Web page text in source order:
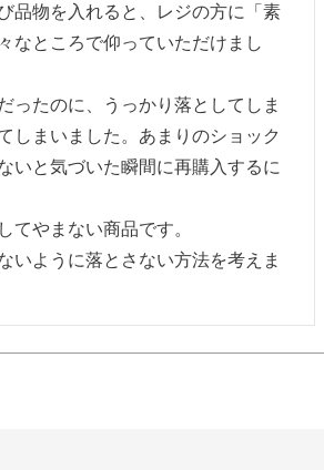
品物を入れると、レジの方に「素
なところで仰っていただけまし
ったのに、うっかり落としてしま
しまいました。あまりのショック
いと気づいた瞬間に再購入するに
てやまない商品です。
いように落とさない方法を考えま